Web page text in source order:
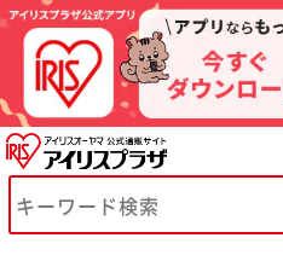
※ご確認ください